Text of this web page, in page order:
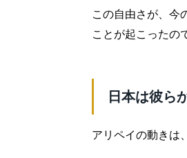
この自由さが、今
ことが起こったの
日本は彼ら
アリペイの動きは